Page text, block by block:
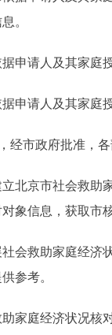
。
请人及其家庭
请人及其家庭
市政府批准，各
市社会救助家
象信息，获取市
助家庭经济状
参考。
经济状况核对